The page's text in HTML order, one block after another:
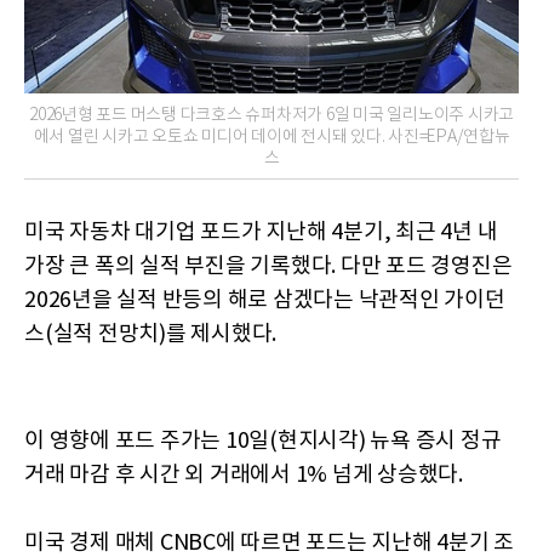
2026년형 포드 머스탱 다크호스 슈퍼차저가 6일 미국 일리노이주 시카고
에서 열린 시카고 오토쇼 미디어 데이에 전시돼 있다. 사진=EPA/연합뉴
스
미국 자동차 대기업 포드가 지난해 4분기, 최근 4년 내
가장 큰 폭의 실적 부진을 기록했다. 다만 포드 경영진은
2026년을 실적 반등의 해로 삼겠다는 낙관적인 가이던
스(실적 전망치)를 제시했다.
이 영향에 포드 주가는 10일(현지시각) 뉴욕 증시 정규
거래 마감 후 시간 외 거래에서 1% 넘게 상승했다.
미국 경제 매체 CNBC에 따르면 포드는 지난해 4분기 조